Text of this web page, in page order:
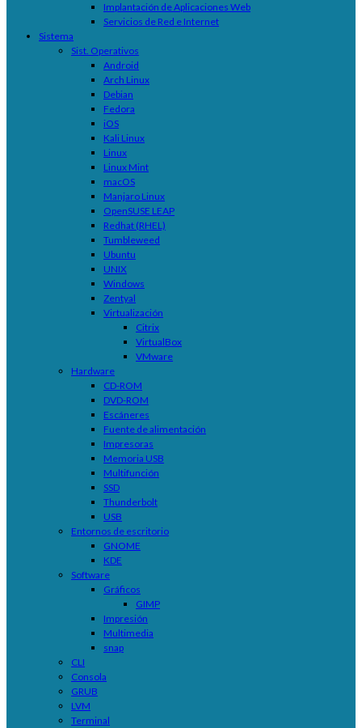
Implantación de Aplicaciones Web
Servicios de Red e Internet
Sistema
Sist. Operativos
Android
Arch Linux
Debian
Fedora
iOS
Kali Linux
Linux
Linux Mint
macOS
Manjaro Linux
OpenSUSE LEAP
Redhat (RHEL)
Tumbleweed
Ubuntu
UNIX
Windows
Zentyal
Virtualización
Citrix
VirtualBox
VMware
Hardware
CD-ROM
DVD-ROM
Escáneres
Fuente de alimentación
Impresoras
Memoria USB
Multifunción
SSD
Thunderbolt
USB
Entornos de escritorio
GNOME
KDE
Software
Gráficos
GIMP
Impresión
Multimedia
snap
CLI
Consola
GRUB
LVM
Terminal